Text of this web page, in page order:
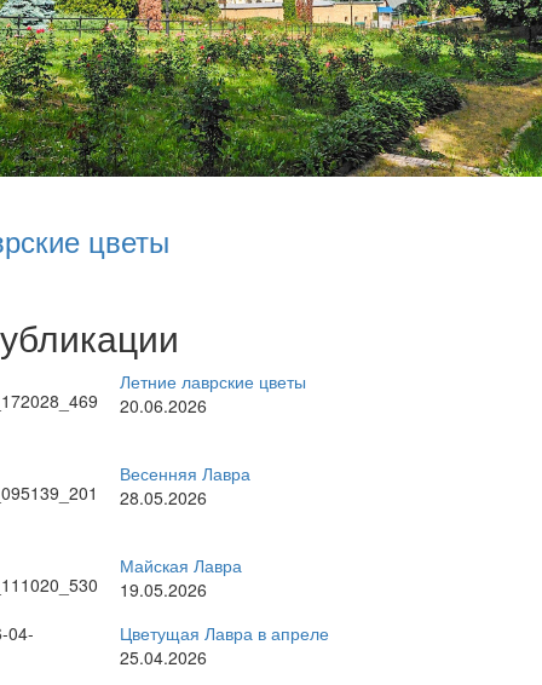
цветы
Летние лаврские цветы
20.06.2026
Весенняя Лавра
28.05.2026
Майская Лавра
19.05.2026
Цветущая Лавра в апреле
25.04.2026